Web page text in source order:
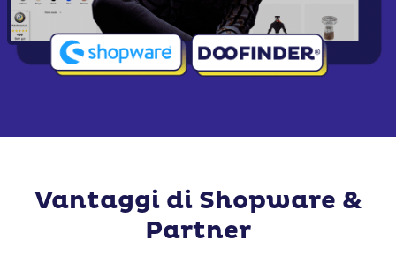
Vantaggi di Shopware &
Partner